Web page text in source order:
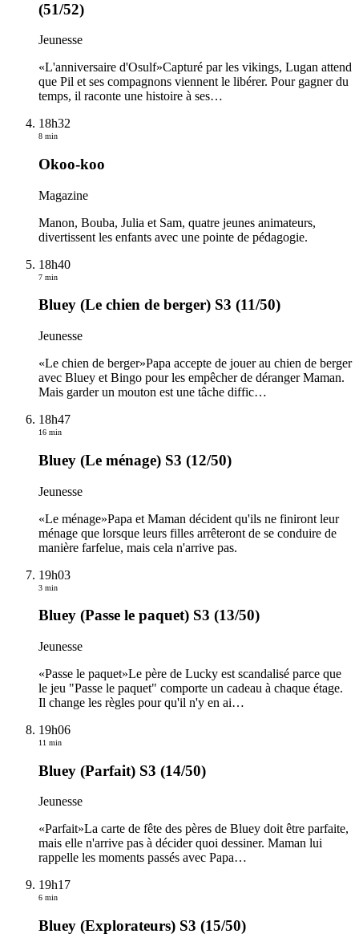
(51/52)
Jeunesse
«L'anniversaire d'Osulf»Capturé par les vikings, Lugan attend
que Pil et ses compagnons viennent le libérer. Pour gagner du
temps, il raconte une histoire à ses…
18h32
8 min
Okoo-koo
Magazine
Manon, Bouba, Julia et Sam, quatre jeunes animateurs,
divertissent les enfants avec une pointe de pédagogie.
18h40
7 min
Bluey (Le chien de berger) S3 (11/50)
Jeunesse
«Le chien de berger»Papa accepte de jouer au chien de berger
avec Bluey et Bingo pour les empêcher de déranger Maman.
Mais garder un mouton est une tâche diffic…
18h47
16 min
Bluey (Le ménage) S3 (12/50)
Jeunesse
«Le ménage»Papa et Maman décident qu'ils ne finiront leur
ménage que lorsque leurs filles arrêteront de se conduire de
manière farfelue, mais cela n'arrive pas.
19h03
3 min
Bluey (Passe le paquet) S3 (13/50)
Jeunesse
«Passe le paquet»Le père de Lucky est scandalisé parce que
le jeu "Passe le paquet" comporte un cadeau à chaque étage.
Il change les règles pour qu'il n'y en ai…
19h06
11 min
Bluey (Parfait) S3 (14/50)
Jeunesse
«Parfait»La carte de fête des pères de Bluey doit être parfaite,
mais elle n'arrive pas à décider quoi dessiner. Maman lui
rappelle les moments passés avec Papa…
19h17
6 min
Bluey (Explorateurs) S3 (15/50)